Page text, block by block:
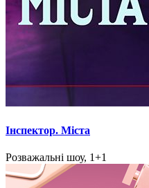
Інспектор. Міста
Розважальні шоу, 1+1